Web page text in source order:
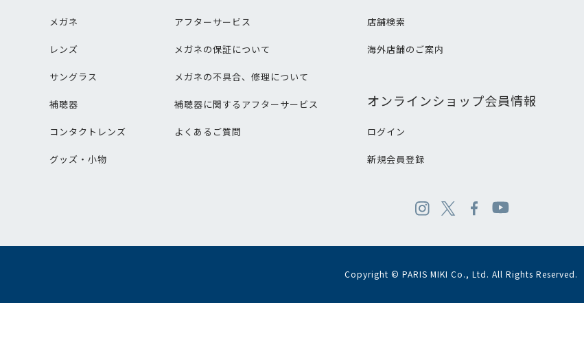
メガネ
レンズ
サングラス
補聴器
コンタクトレンズ
グッズ・小物
アフターサービス
メガネの保証について
メガネの不具合、修理について
補聴器に関するアフターサービス
よくあるご質問
店舗検索
海外店舗のご案内
オンラインショップ会員情報
ログイン
新規会員登録
Copyright © PARIS MIKI Co., Ltd. All Rights Reserved.